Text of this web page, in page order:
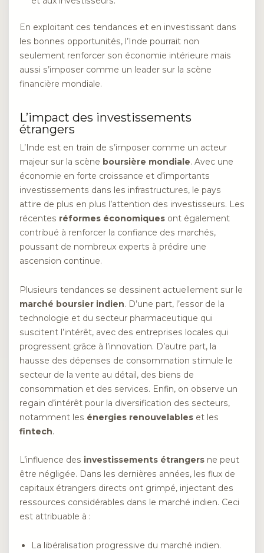
En exploitant ces tendances et en investissant dans
les bonnes opportunités, l’Inde pourrait non
seulement renforcer son économie intérieure mais
aussi s’imposer comme un leader sur la scène
financière mondiale.
L’impact des investissements
étrangers
L’Inde est en train de s’imposer comme un acteur
majeur sur la scène boursière mondiale. Avec une
économie en forte croissance et d’importants
investissements dans les infrastructures, le pays
attire de plus en plus l’attention des investisseurs. Les
récentes réformes économiques ont également
contribué à renforcer la confiance des marchés,
poussant de nombreux experts à prédire une
ascension continue.
Plusieurs tendances se dessinent actuellement sur le
marché boursier indien. D’une part, l’essor de la
technologie et du secteur pharmaceutique qui
suscitent l’intérêt, avec des entreprises locales qui
progressent grâce à l’innovation. D’autre part, la
hausse des dépenses de consommation stimule le
secteur de la vente au détail, des biens de
consommation et des services. Enfin, on observe un
regain d’intérêt pour la diversification des secteurs,
notamment les énergies renouvelables et les
fintech.
L’influence des investissements étrangers ne peut
être négligée. Dans les dernières années, les flux de
capitaux étrangers directs ont grimpé, injectant des
ressources considérables dans le marché indien. Ceci
est attribuable à :
La libéralisation progressive du marché indien.